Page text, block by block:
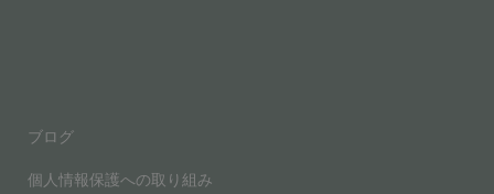
k
ブログ
個人情報保護への取り組み